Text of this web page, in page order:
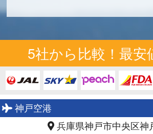
5社から比較！最安
神戸空港
兵庫県神戸市中央区神